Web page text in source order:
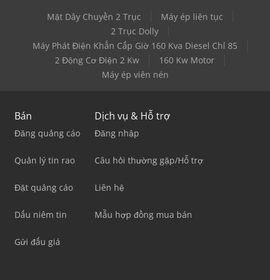
Mặt Dây Chuyền 2 Trục
Máy ép liên tục
2 Trục Dolly
Máy Phát Điện Khẩn Cấp Giờ 160 Kva Diesel Chỉ 85
2 Động Cơ Điện 2 Kw
160 Kw Motor
Máy ép viên nén
Bán
Đăng quảng cáo
Quản lý tin rao
Đặt quảng cáo
Dấu niêm tin
Gửi đấu giá
Dịch vụ & Hỗ trợ
Đăng nhập
Câu hỏi thường gặp/Hỗ trợ
Liên hệ
Mẫu hợp đồng mua bán